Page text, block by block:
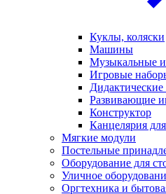
Куклы, коляски
Машины
Музыкальные
Игровые
Развивающие
Конструктор
Канцелярия
Мягкие модули
Постельные
Оборудование для
Уличное
Оргтехника и